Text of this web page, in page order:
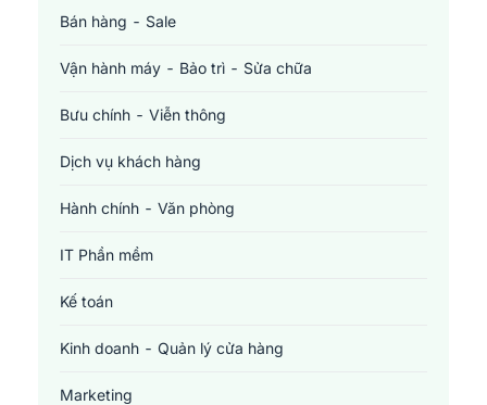
Việc làm Cần Thơ
Bán hàng - Sale
Vận hành máy - Bảo trì - Sửa chữa
Bưu chính - Viễn thông
Dịch vụ khách hàng
Hành chính - Văn phòng
IT Phần mềm
Kế toán
Kinh doanh - Quản lý cửa hàng
Marketing